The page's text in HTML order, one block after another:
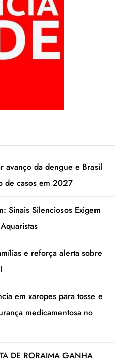
avanço da dengue e Brasil
de casos em 2027
Sinais Silenciosos Exigem
e reforça alerta sobre
em xaropes para tosse e
medicamentosa no
DE RORAIMA GANHA